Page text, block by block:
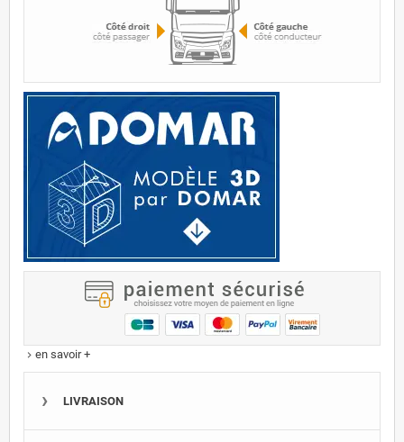
keyboard_arrow_right en savoir +
LIVRAISON